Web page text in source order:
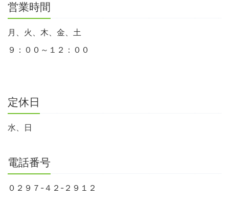
営業時間
月、火、木、金、土
９：００～１２：００
定休日
水、日
電話番号
０２９７-４２-２９１２